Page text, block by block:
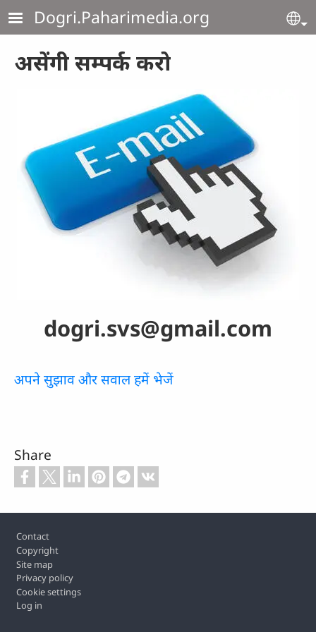
Skip to main content
Dogri.Paharimedia.org
असेंगी सम्‍पर्क करो
dogri.svs@gmail.com
अपने सुझाव और सवाल हमें भेजें
Share
Footer
Contact
Copyright
Site map
Privacy policy
Cookie settings
Log in